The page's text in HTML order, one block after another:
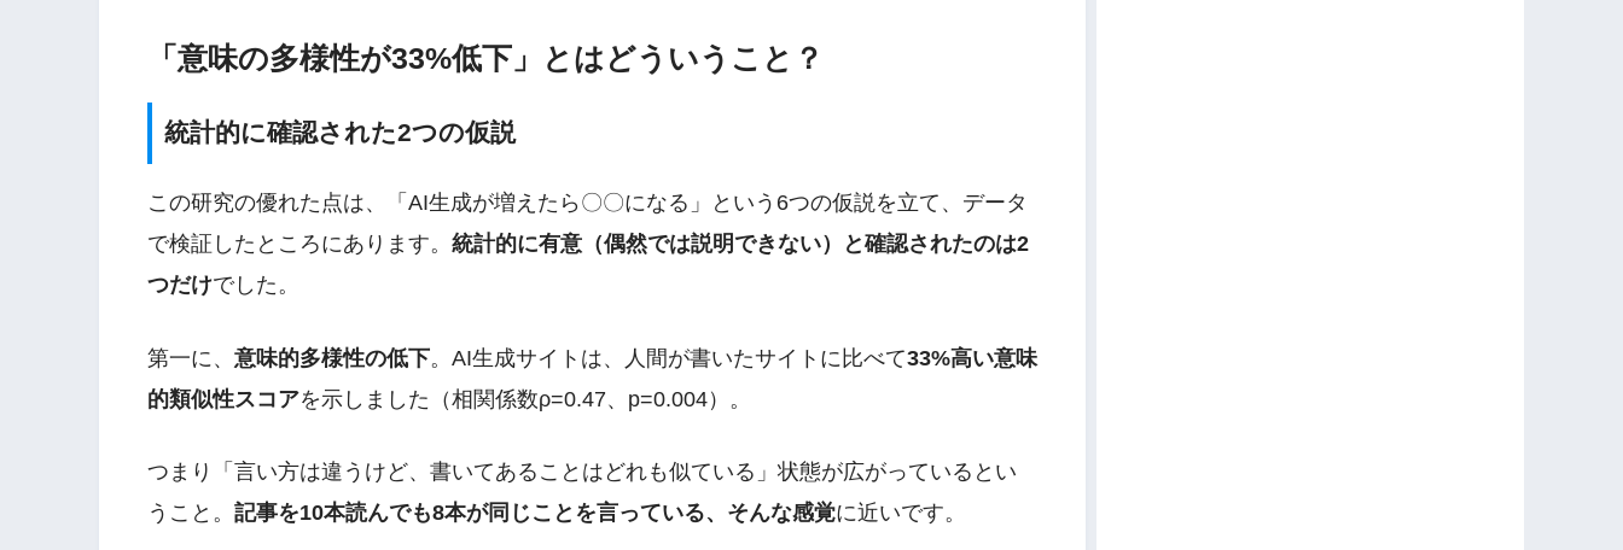
「意味の多様性が33%低下」とはどういうこと？
統計的に確認された2つの仮説
この研究の優れた点は、「AI生成が増えたら〇〇になる」という6つの仮説を立て、データ
で検証したところにあります。 統計的に有意（偶然では説明できない）と確認されたのは2
つだけでした。
第一に、 意味的多様性の低下。AI生成サイトは、人間が書いたサイトに比べて33%高い意味
的類似性スコアを示しました（相関係数ρ=0.47、p=0.004）。
つまり「言い方は違うけど、書いてあることはどれも似ている」状態が広がっているとい
うこと。 記事を10本読んでも8本が同じことを言っている、そんな感覚に近いです。